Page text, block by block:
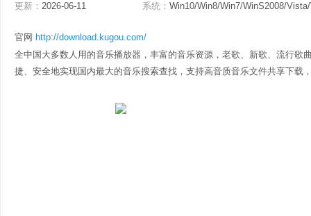
更新： 2026-06-11 系统： Win10/Win8/Win7/WinS2008/
官网 http://download.kugou.com/
全中国大多数人用的音乐播放器，丰富的音乐资源，老歌、新歌、流行歌
捷、安全地实现国内最大的音乐搜索查找，支持高音质音乐文件共享下载